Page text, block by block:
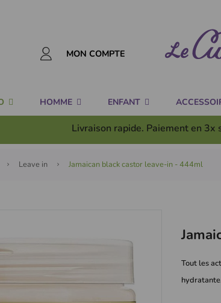
MON COMPTE
HOMME ENFANT
Livraison rapide. Paiement en 3x
Leave in Jamaican black castor leave-in - 444ml
Tout les